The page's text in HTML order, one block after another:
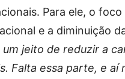
Para ele, o
e a diminuição
jeito de reduzir a
Falta essa parte, e aí